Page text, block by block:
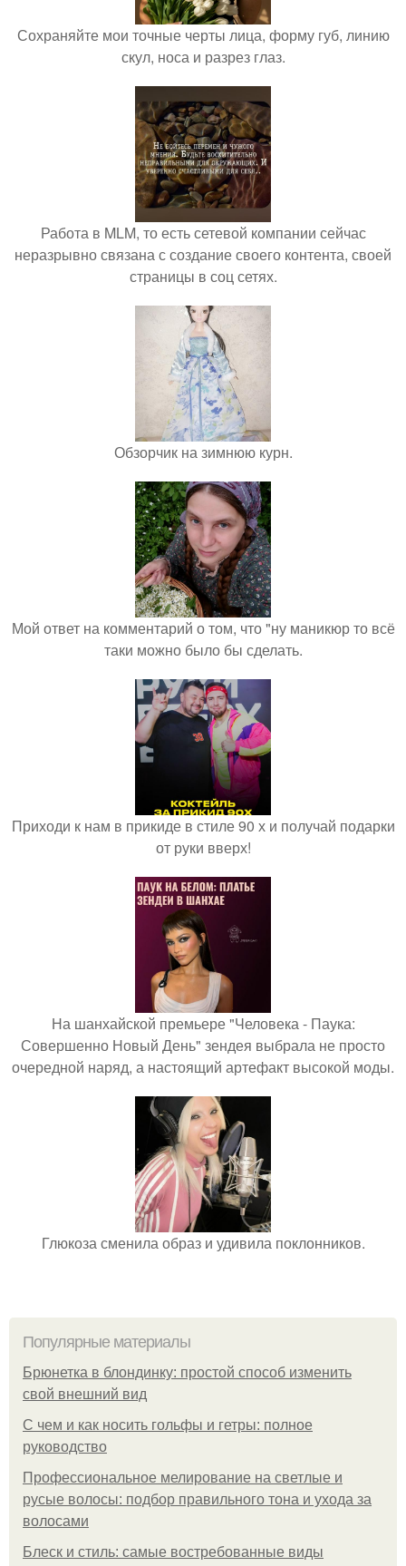
Сохраняйте мои точные черты лица, форму губ, линию
скул, носа и разрез глаз.
Работа в MLM, то есть сетевой компании сейчас
неразрывно связана с создание своего контента, своей
страницы в соц сетях.
Обзорчик на зимнюю курн.
Мой ответ на комментарий о том, что "ну маникюр то всё
таки можно было бы сделать.
Приходи к нам в прикиде в стиле 90 х и получай подарки
от руки вверх!
На шанхайской премьере "Человека - Паука:
Совершенно Новый День" зендея выбрала не просто
очередной наряд, а настоящий артефакт высокой моды.
Глюкоза сменила образ и удивила поклонников.
Популярные материалы
Брюнетка в блондинку: простой способ изменить
свой внешний вид
С чем и как носить гольфы и гетры: полное
руководство
Профессиональное мелирование на светлые и
русые волосы: подбор правильного тона и ухода за
волосами
Блеск и стиль: самые востребованные виды